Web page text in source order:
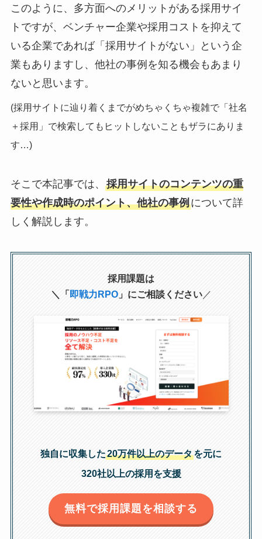
このように、多方面へのメリットがある採用サイ
トですが、ベンチャー企業や採用コストを抑えて
いる企業であれば「採用サイトがない」という企
業もありますし、他社の事例を知る機会もあまり
ないと思います。
(採用サイトに辿り着くまでがめちゃくちゃ複雑で「社名
＋採用」で検索してもヒットしないこともザラにありま
す…)
そこで本記事では、 採用サイトのコンテンツの重
要性や作成時のポイント、他社の事例について詳
しく解説します。
採用課題は
＼「 即戦力RPO」にご相談ください／
独自に収集した20万件以上のデータを元に
320社以上の採用を支援
無料で採用課題を相談する